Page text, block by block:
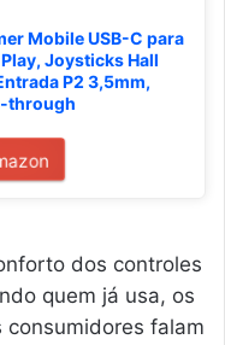
Mobile USB-C para
Joysticks Hall
P2 3,5mm,
through
dos controles
quem já usa, os
consumidores falam